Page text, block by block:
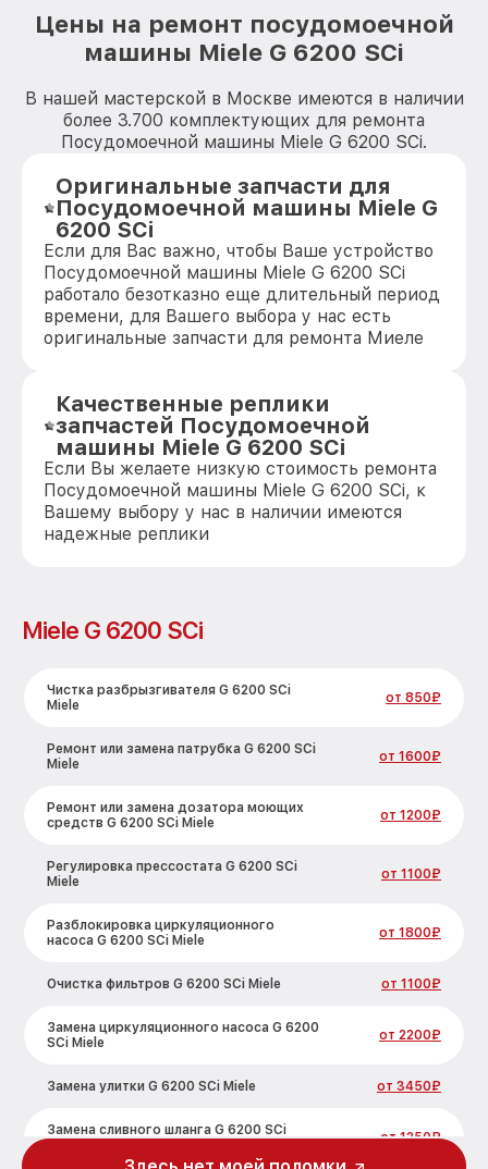
Цены на ремонт посудомоечной
машины Miele G 6200 SCi
В нашей мастерской в Москве имеются в наличии
более 3.700 комплектующих для ремонта
Посудомоечной машины Miele G 6200 SCi.
Оригинальные запчасти для
Посудомоечной машины Miele G
6200 SCi
Если для Вас важно, чтобы Ваше устройство
Посудомоечной машины Miele G 6200 SCi
работало безотказно еще длительный период
времени, для Вашего выбора у нас есть
оригинальные запчасти для ремонта Миеле
Качественные реплики
запчастей Посудомоечной
машины Miele G 6200 SCi
Если Вы желаете низкую стоимость ремонта
Посудомоечной машины Miele G 6200 SCi, к
Вашему выбору у нас в наличии имеются
надежные реплики
Miele G 6200 SCi
Чистка разбрызгивателя G 6200 SCi
Miele
от 850₽
Ремонт или замена патрубка G 6200 SCi
Miele
от 1600₽
Ремонт или замена дозатора моющих
средств G 6200 SCi Miele
от 1200₽
Регулировка прессостата G 6200 SCi
Miele
от 1100₽
Разблокировка циркуляционного
насоса G 6200 SCi Miele
от 1800₽
Очистка фильтров G 6200 SCi Miele от 1100₽
Замена циркуляционного насоса G 6200
SCi Miele
от 2200₽
Замена улитки G 6200 SCi Miele от 3450₽
Замена сливного шланга G 6200 SCi
от 1250₽